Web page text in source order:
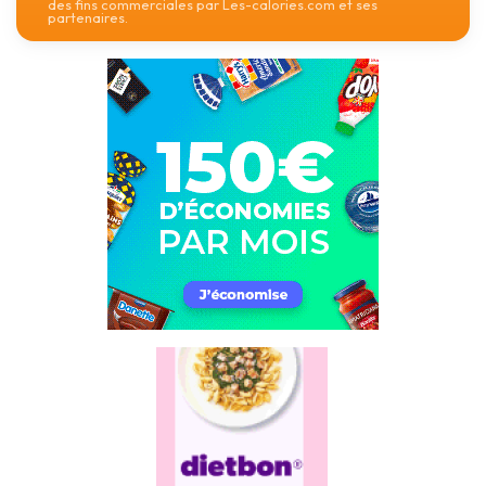
des fins commerciales par Les-calories.com et ses
partenaires.